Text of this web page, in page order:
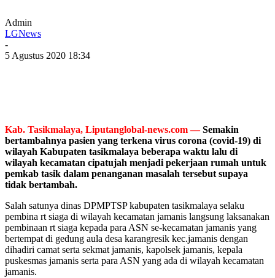
Admin
LGNews
-
5 Agustus 2020 18:34
Kab. Tasikmalaya, Liputanglobal-news.com —Semakin
bertambahnya pasien yang terkena virus corona (covid-19) di
wilayah Kabupaten tasikmalaya beberapa waktu lalu di
wilayah kecamatan cipatujah menjadi pekerjaan rumah untuk
pemkab tasik dalam penanganan masalah tersebut supaya
tidak bertambah.
Salah satunya dinas DPMPTSP kabupaten tasikmalaya selaku
pembina rt siaga di wilayah kecamatan jamanis langsung laksanakan
pembinaan rt siaga kepada para ASN se-kecamatan jamanis yang
bertempat di gedung aula desa karangresik kec.jamanis dengan
dihadiri camat serta sekmat jamanis, kapolsek jamanis, kepala
puskesmas jamanis serta para ASN yang ada di wilayah kecamatan
jamanis.